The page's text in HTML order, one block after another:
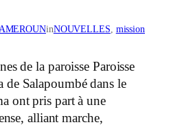
inNOUVELLES, mission
de la paroisse Paroisse
de Salapoumbé dans le
ont pris part à une
alliant marche,